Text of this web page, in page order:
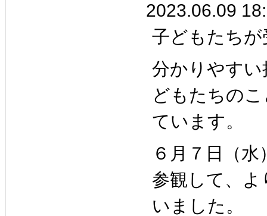
2023.06.09
子どもたち
分かりやす
どもたちの
ています。
６月７日（
参観して、
いました。